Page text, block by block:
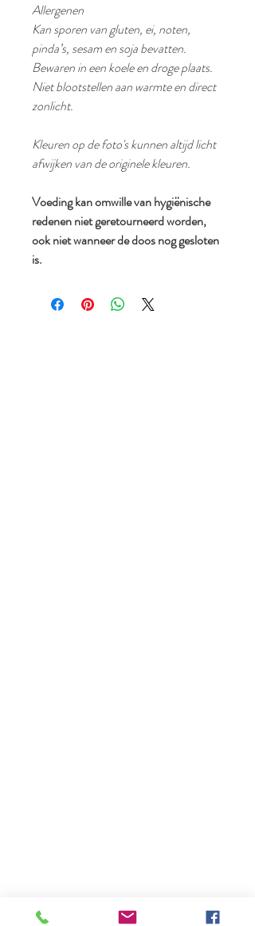
Allergenen
Kan sporen van gluten, ei, noten,
pinda’s, sesam en soja bevatten.
Bewaren in een koele en droge plaats.
Niet blootstellen aan warmte en direct
zonlicht.
Kleuren op de foto's kunnen altijd licht
afwijken van de originele kleuren.
Voeding kan omwille van hygiënische
redenen niet geretourneerd worden,
ook niet wanneer de doos nog gesloten
is.